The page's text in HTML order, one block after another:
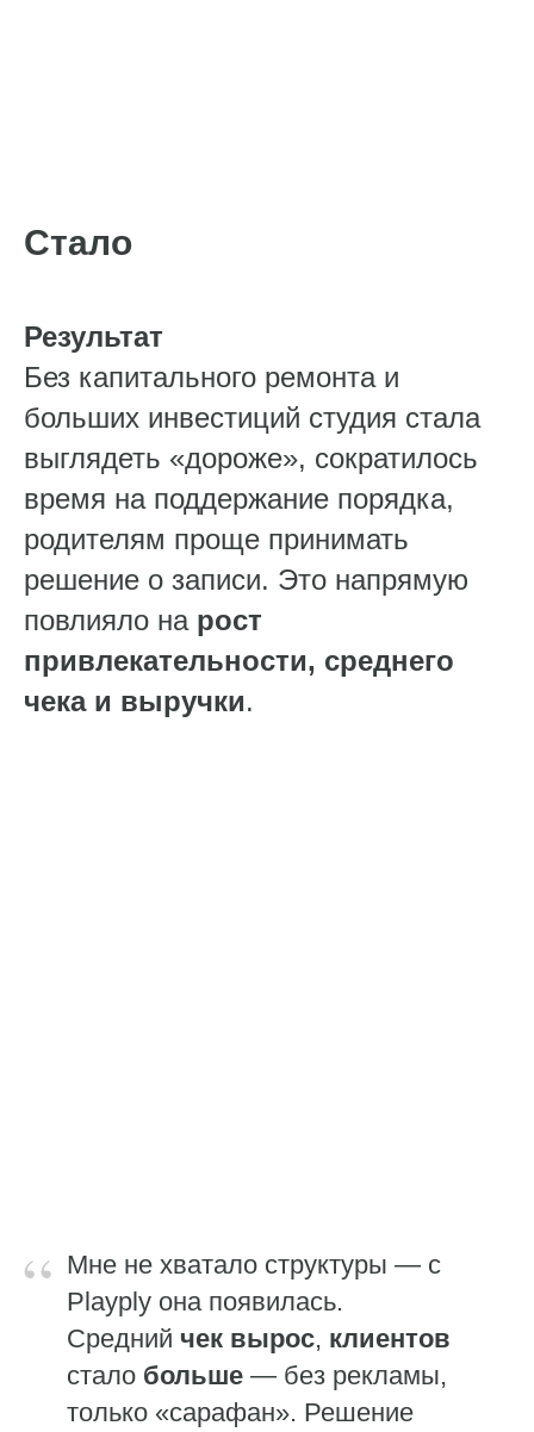
Стало
Результат
Без капитального ремонта и
больших инвестиций студия стала
выглядеть «дороже», сократилось
время на поддержание порядка,
родителям проще принимать
решение о записи. Это напрямую
повлияло на рост
привлекательности, среднего
чека и выручки.
“ Мне не хватало структуры — с
Playply она появилась.
Средний чек вырос, клиентов
стало больше — без рекламы,
только «сарафан». Решение